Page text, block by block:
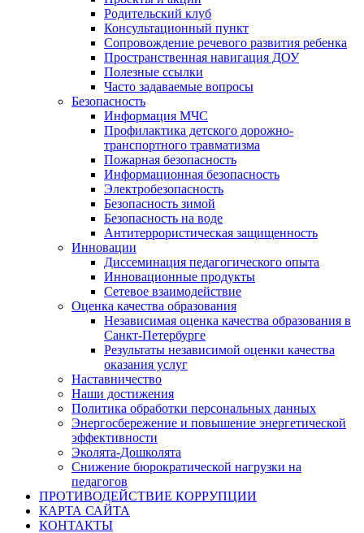
Родительский клуб
Консультационный пункт
Сопровождение речевого развития ребенка
Пространственная навигация ДОУ
Полезные ссылки
Часто задаваемые вопросы
Безопасность
Информация МЧС
Профилактика детского дорожно-
транспортного травматизма
Пожарная безопасность
Информационная безопасность
Электробезопасность
Безопасность зимой
Безопасность на воде
Антитеррористическая защищенность
Инновации
Диссеминация педагогического опыта
Инновационные продукты
Сетевое взаимодействие
Оценка качества образования
Независимая оценка качества образования в
Санкт-Петербурге
Результаты независимой оценки качества
оказания услуг
Наставничество
Наши достижения
Политика обработки персональных данных
Энергосбережение и повышение энергетической
эффективности
Эколята-Дошколята
Снижение бюрократической нагрузки на
педагогов
ПРОТИВОДЕЙСТВИЕ КОРРУПЦИИ
КАРТА САЙТА
КОНТАКТЫ